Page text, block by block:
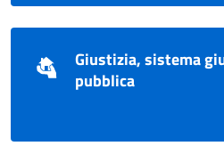
Giustizia, sistema
pubblica